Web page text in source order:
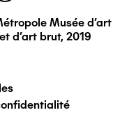
Musée
d'art brut, 2019